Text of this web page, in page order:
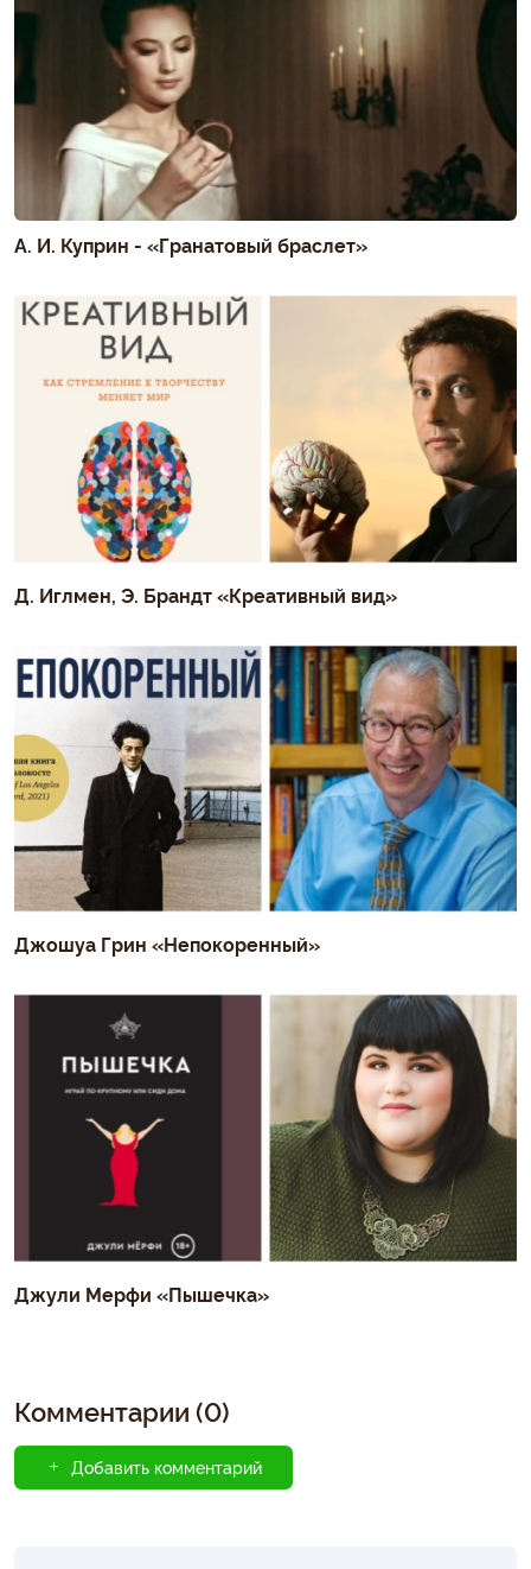
А. И. Куприн - «Гранатовый браслет»
Д. Иглмен, Э. Брандт «Креативный вид»
Джошуа Грин «Непокоренный»
Джули Мерфи «Пышечка»
Комментарии (0)
Добавить комментарий